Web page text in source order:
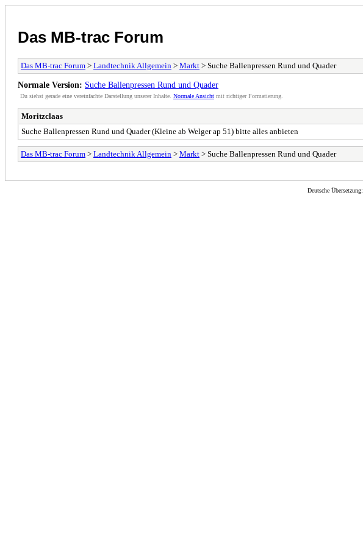
Das MB-trac Forum
Das MB-trac Forum > Landtechnik Allgemein > Markt > Suche Ballenpressen Rund und Quader
Normale Version: Suche Ballenpressen Rund und Quader
Du siehst gerade eine vereinfachte Darstellung unserer Inhalte. Normale Ansicht mit richtiger Formatierung.
Moritzclaas
Suche Ballenpressen Rund und Quader (Kleine ab Welger ap 51) bitte alles anbieten
Das MB-trac Forum > Landtechnik Allgemein > Markt > Suche Ballenpressen Rund und Quader
Deutsche Übersetzung: